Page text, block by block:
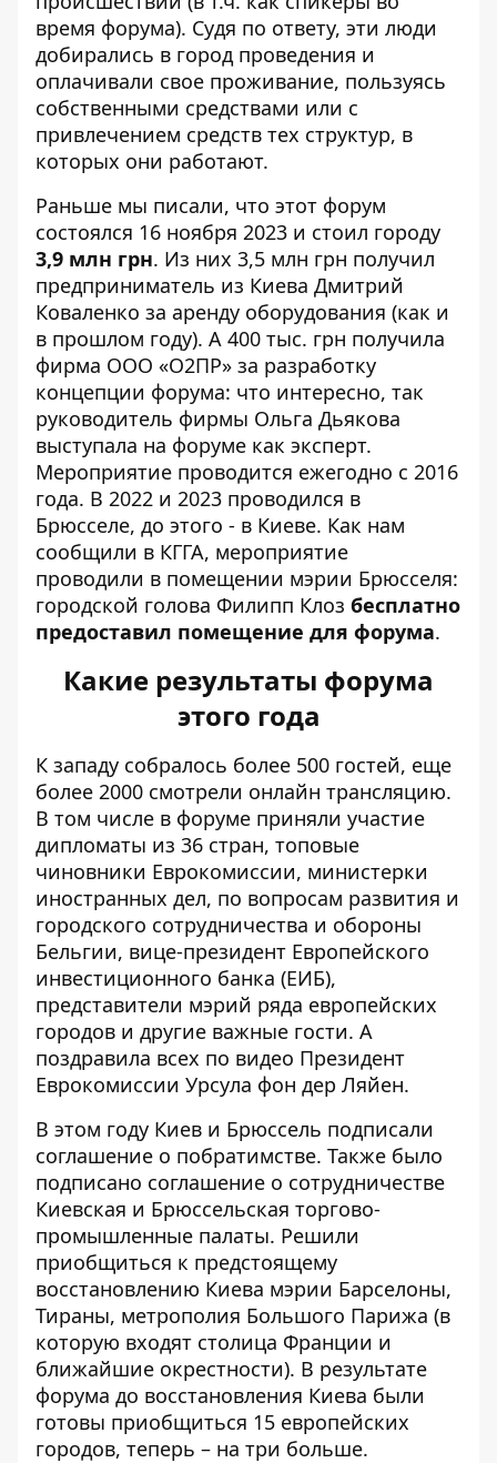
время форума). Судя по ответу, эти люди
добирались в город проведения и
оплачивали свое проживание, пользуясь
собственными средствами или с
привлечением средств тех структур, в
которых они работают.
Раньше мы писали, что этот форум
состоялся 16 ноября 2023 и стоил городу
3,9 млн грн. Из них 3,5 млн грн получил
предприниматель из Киева Дмитрий
Коваленко за аренду оборудования (как и
в прошлом году). А 400 тыс. грн получила
фирма ООО «О2ПР» за разработку
концепции форума: что интересно, так
руководитель фирмы Ольга Дьякова
выступала на форуме как эксперт.
Мероприятие проводится ежегодно с 2016
года. В 2022 и 2023 проводился в
Брюсселе, до этого - в Киеве. Как нам
сообщили в КГГА, мероприятие
проводили в помещении мэрии Брюсселя:
городской голова Филипп Клоз бесплатно
предоставил помещение для форума.
Какие результаты форума
этого года
К западу собралось более 500 гостей, еще
более 2000 смотрели онлайн трансляцию.
В том числе в форуме приняли участие
дипломаты из 36 стран, топовые
чиновники Еврокомиссии, министерки
иностранных дел, по вопросам развития и
городского сотрудничества и обороны
Бельгии, вице-президент Европейского
инвестиционного банка (ЕИБ),
представители мэрий ряда европейских
городов и другие важные гости. А
поздравила всех по видео Президент
Еврокомиссии Урсула фон дер Ляйен.
В этом году Киев и Брюссель подписали
соглашение о побратимстве. Также было
подписано соглашение о сотрудничестве
Киевская и Брюссельская торгово-
промышленные палаты. Решили
приобщиться к предстоящему
восстановлению Киева мэрии Барселоны,
Тираны, метрополия Большого Парижа (в
которую входят столица Франции и
ближайшие окрестности). В результате
форума до восстановления Киева были
готовы приобщиться 15 европейских
городов, теперь – на три больше.